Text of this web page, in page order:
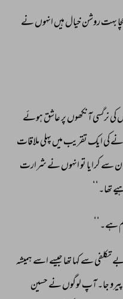
بہت روشن خیال ہیں انہوں نے
کی نرگسی آنکھوں پر عاشق ہوئے
کی ایک تقریب میں پہلی ملاقات
سے کرایا تو انہوں نے شرارت
تھا۔‘‘
ہے۔‘‘
تکلفی سے کہا تھا جیسے اسے ہمیشہ
پیرو جا۔ آپ لوگوں نے حسین